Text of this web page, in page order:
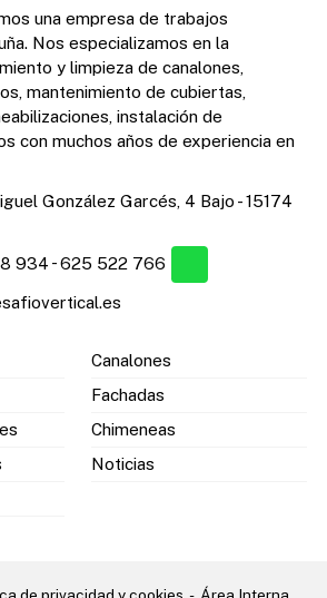
una empresa de trabajos
Nos especializamos en la
y limpieza de canalones,
mantenimiento de cubiertas,
instalación de
con muchos años de experiencia en
González Garcés, 4 Bajo - 15174
934 -625 522 766
Canalones
Fachadas
Chimeneas
Noticias